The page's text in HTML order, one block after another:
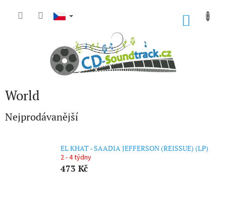
World
Nejprodávanější
EL KHAT - SAADIA JEFFERSON (REISSUE) (LP)
2 - 4 týdny
473 Kč